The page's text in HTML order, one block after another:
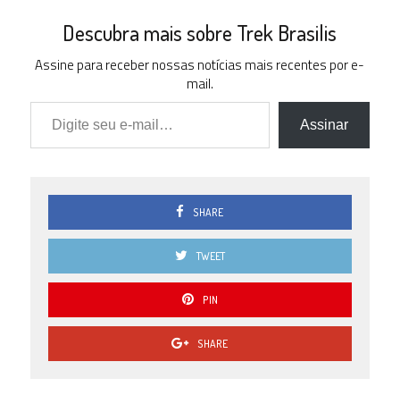
Descubra mais sobre Trek Brasilis
Assine para receber nossas notícias mais recentes por e-
mail.
Digite seu e-mail…
Assinar
SHARE
TWEET
PIN
SHARE